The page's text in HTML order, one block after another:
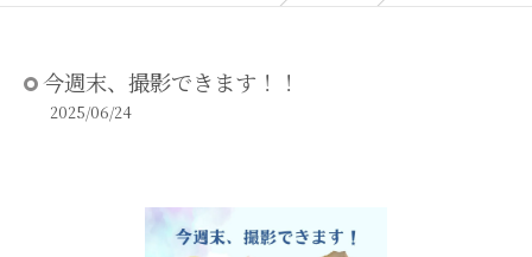
今週末、撮影できます！！
2025/06/24